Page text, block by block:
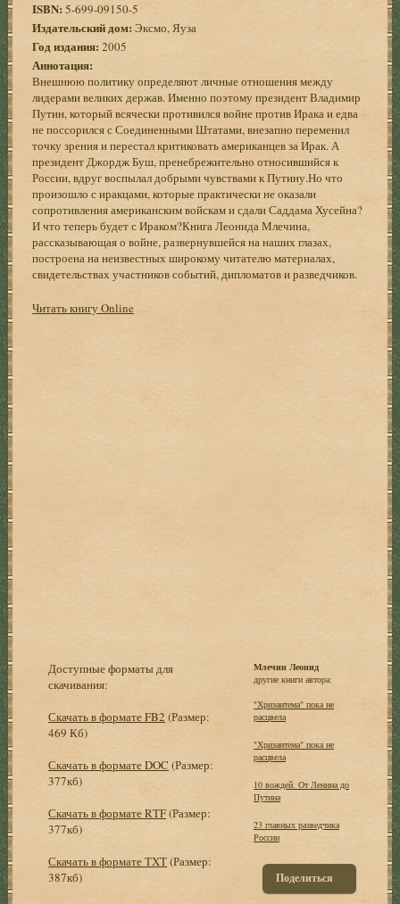
ISBN: 5-699-09150-5
Издательский дом: Эксмо, Яуза
Год издания:2005
Аннотация:
Внешнюю политику определяют личные отношения между
лидерами великих держав. Именно поэтому президент Владимир
Путин, который всячески противился войне против Ирака и едва
не поссорился с Соединенными Штатами, внезапно переменил
точку зрения и перестал критиковать американцев за Ирак. А
президент Джордж Буш, пренебрежительно относившийся к
России, вдруг воспылал добрыми чувствами к Путину.Но что
произошло с иракцами, которые практически не оказали
сопротивления американским войскам и сдали Саддама Хусейна?
И что теперь будет с Ираком?Книга Леонида Млечина,
рассказывающая о войне, развернувшейся на наших глазах,
построена на неизвестных широкому читателю материалах,
свидетельствах участников событий, дипломатов и разведчиков.
Читать книгу Online
Доступные форматы для
скачивания:
Скачать в формате FB2 (Размер:
469 Кб)
Скачать в формате DOC (Размер:
377кб)
Скачать в формате RTF(Размер:
377кб)
Скачать в формате TXT(Размер:
387кб)
Млечин Леонид
другие книги автора:
"Хризантема" пока не
расцвела
"Хризантема" пока не
расцвела
10 вождей. От Ленина до
Путина
23 главных разведчика
России
Поделиться